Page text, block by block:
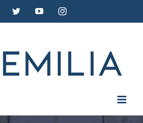
FacebookTwitterYouTubeInstagram